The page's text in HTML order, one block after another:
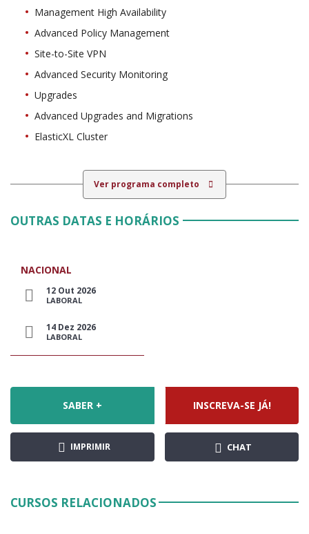
Management High Availability
Advanced Policy Management
Site-to-Site VPN
Advanced Security Monitoring
Upgrades
Advanced Upgrades and Migrations
ElasticXL Cluster
Ver programa completo
OUTRAS DATAS E HORÁRIOS
NACIONAL
12 Out 2026
LABORAL
14 Dez 2026
LABORAL
SABER + INSCREVA-SE JÁ!
IMPRIMIR CHAT
CURSOS RELACIONADOS